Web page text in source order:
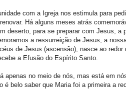
com a Igreja nos estimula para
Há alguns meses atrás
deserto, para se preparar com Jesus, a
a ressurreição de Jesus, a
de Jesus (ascensão), nasce ao
a Efusão do Espírito Santo.
apenas no meio de nós, mas está em
é belo saber que Maria foi a primeira a